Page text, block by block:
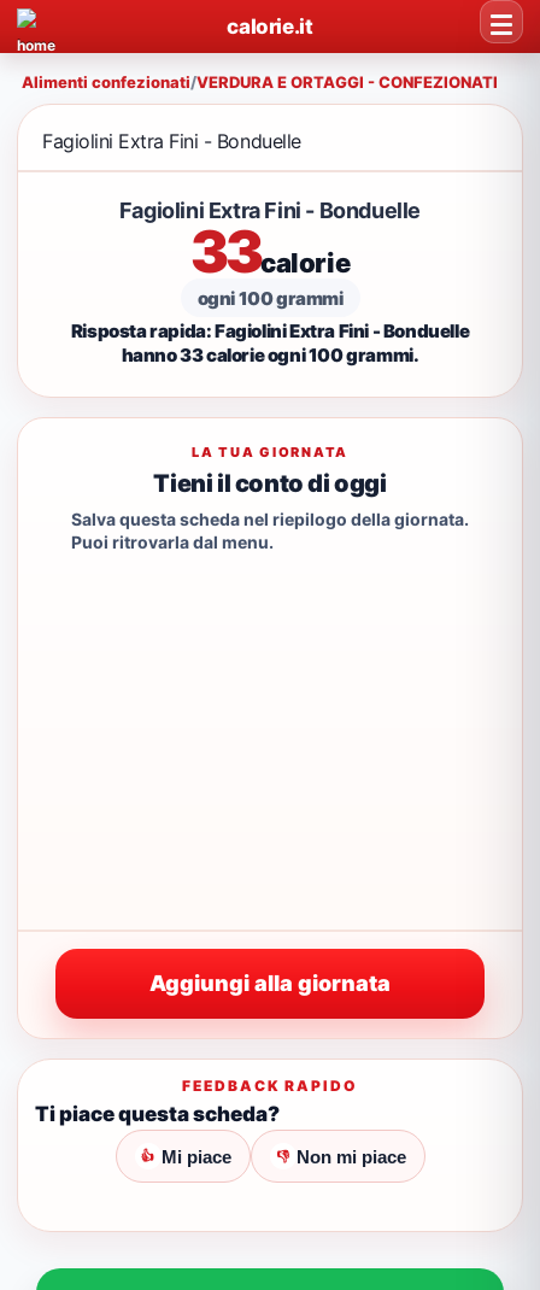
calorie.it
Alimenti confezionati/VERDURA E ORTAGGI - CONFEZIONATI
Fagiolini Extra Fini - Bonduelle
Fagiolini Extra Fini - Bonduelle
33calorie
ogni 100 grammi
Risposta rapida: Fagiolini Extra Fini - Bonduelle
hanno 33 calorie ogni 100 grammi.
LA TUA GIORNATA
Tieni il conto di oggi
Salva questa scheda nel riepilogo della giornata.
Puoi ritrovarla dal menu.
Aggiungi alla giornata
FEEDBACK RAPIDO
Ti piace questa scheda?
👍 Mi piace 👎 Non mi piace